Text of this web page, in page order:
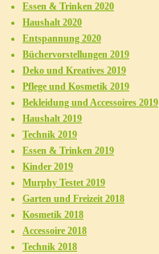
Essen & Trinken 2020
Haushalt 2020
Entspannung 2020
Büchervorstellungen 2019
Deko und Kreatives 2019
Pflege und Kosmetik 2019
Bekleidung und Accessoires 2019
Haushalt 2019
Technik 2019
Essen & Trinken 2019
Kinder 2019
Murphy Testet 2019
Garten und Freizeit 2018
Kosmetik 2018
Accessoire 2018
Technik 2018